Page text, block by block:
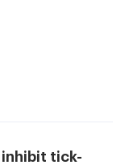
inhibit tick-